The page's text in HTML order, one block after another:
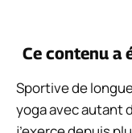
Ce contenu a
Sportive de
yoga avec autant